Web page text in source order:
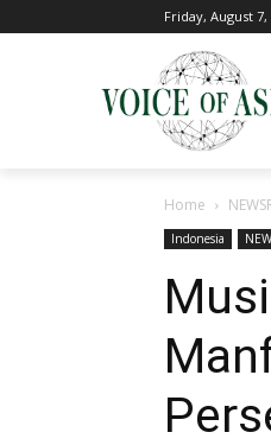
Friday, August 7,
Home
Indonesia